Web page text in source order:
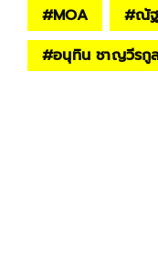
#MOA #ณั
#อนุทิน ชาญวีรกู